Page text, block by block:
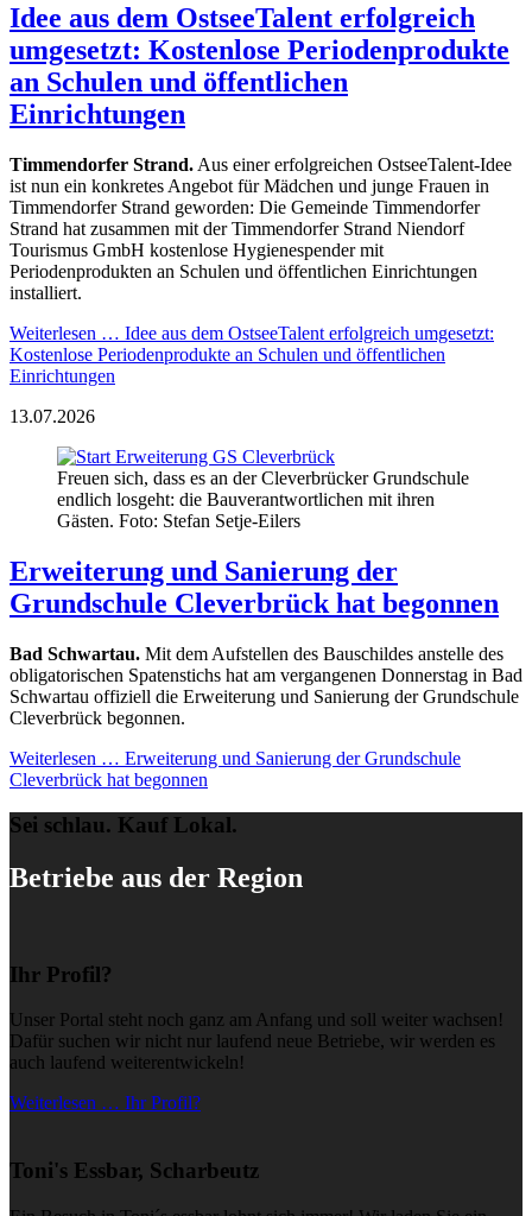
Idee aus dem OstseeTalent erfolgreich
umgesetzt: Kostenlose Periodenprodukte
an Schulen und öffentlichen
Einrichtungen
Timmendorfer Strand. Aus einer erfolgreichen OstseeTalent-Idee
ist nun ein konkretes Angebot für Mädchen und junge Frauen in
Timmendorfer Strand geworden: Die Gemeinde Timmendorfer
Strand hat zusammen mit der Timmendorfer Strand Niendorf
Tourismus GmbH kostenlose Hygienespender mit
Periodenprodukten an Schulen und öffentlichen Einrichtungen
installiert.
Weiterlesen … Idee aus dem OstseeTalent erfolgreich umgesetzt:
Kostenlose Periodenprodukte an Schulen und öffentlichen
Einrichtungen
13.07.2026
Freuen sich, dass es an der Cleverbrücker Grundschule
endlich losgeht: die Bauverantwortlichen mit ihren
Gästen. Foto: Stefan Setje-Eilers
Erweiterung und Sanierung der
Grundschule Cleverbrück hat begonnen
Bad Schwartau. Mit dem Aufstellen des Bauschildes anstelle des
obligatorischen Spatenstichs hat am vergangenen Donnerstag in Bad
Schwartau offiziell die Erweiterung und Sanierung der Grundschule
Cleverbrück begonnen.
Weiterlesen … Erweiterung und Sanierung der Grundschule
Cleverbrück hat begonnen
Sei schlau. Kauf Lokal.
Betriebe aus der Region
Ihr Profil?
Unser Portal steht noch ganz am Anfang und soll weiter wachsen!
Dafür suchen wir nicht nur laufend neue Betriebe, wir werden es
auch laufend weiterentwickeln!
Weiterlesen … Ihr Profil?
Toni's Essbar, Scharbeutz